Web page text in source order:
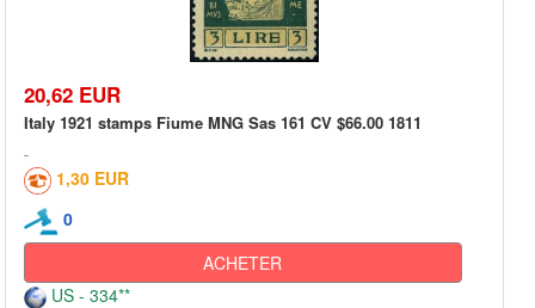
20,62 EUR
Italy 1921 stamps Fiume MNG Sas 161 CV $66.00 1811
1,30 EUR
0
ACHETER
US - 334**